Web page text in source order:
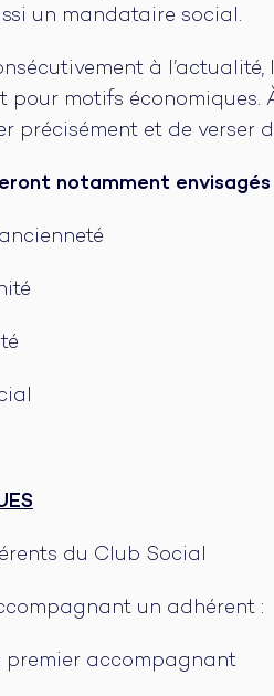
un mandataire social.
à
motifs économiques.
précisément et de verser
notamment envisagés
du Club Social
un adhérent :
premier accompagnant